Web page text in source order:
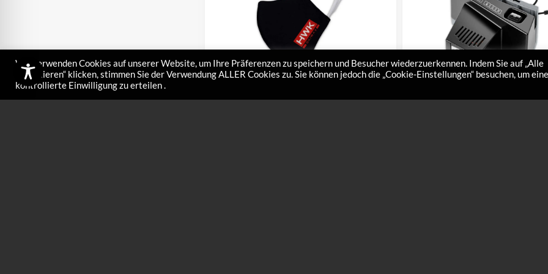
Wir verwenden Cookies auf unserer Website, um Ihre Präferenzen zu speichern und Besucher wiederzuerkennen. Indem Sie auf „Alle
akzeptieren“ klicken, stimmen Sie der Verwendung ALLER Cookies zu. Sie können jedoch die „Cookie-Einstellungen“ besuchen, um eine
kontrollierte Einwilligung zu erteilen .